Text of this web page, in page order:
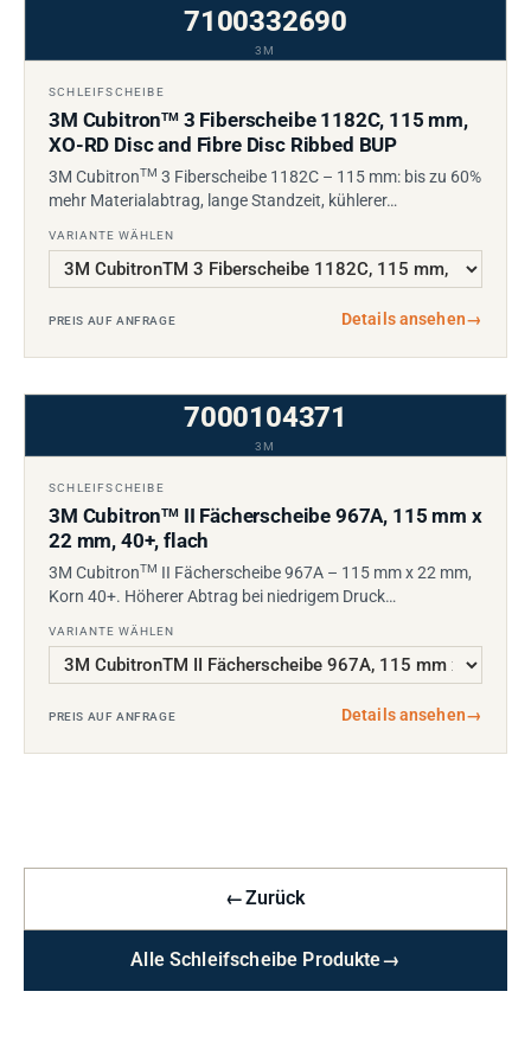
7100332690
3M
SCHLEIFSCHEIBE
3M CubitronTM3 Fiberscheibe 1182C, 115 mm,
XO-RD Disc and Fibre Disc Ribbed BUP
3M CubitronTM 3 Fiberscheibe 1182C – 115 mm: bis zu 60%
mehr Materialabtrag, lange Standzeit, kühlerer…
VARIANTE WÄHLEN
PREIS AUF ANFRAGE Details ansehen→
7000104371
3M
SCHLEIFSCHEIBE
3M CubitronTMII Fächerscheibe 967A, 115 mm x
22 mm, 40+, flach
3M CubitronTM II Fächerscheibe 967A – 115 mm x 22 mm,
Korn 40+. Höherer Abtrag bei niedrigem Druck…
VARIANTE WÄHLEN
PREIS AUF ANFRAGE Details ansehen→
←Zurück
Alle Schleifscheibe Produkte→